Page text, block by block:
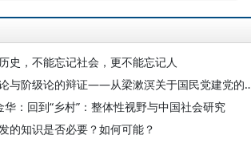
史，不能忘记社会，更不能忘记人
贺照田：四民社会论与阶级论
：回到“乡村”：整体性视野与中国社会研究
的知识是否必要？如何可能？